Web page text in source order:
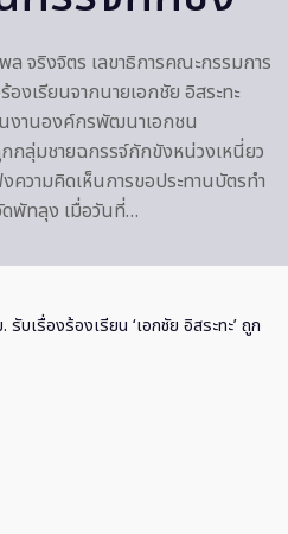
จริงจิตร เลขาธิการคณะกรรมการ
งเรียนจากนายเอกชัย อิสระทะ
นงานองค์กรพัฒนาเอกชน
ลุ่มชายฉกรรจ์กักขังหน่วงเหนี่ยว
ความคิดเห็นการขอประทานบัตรทำ
พัทลุง เมื่อวันที่…
บเรื่องร้องเรียน ‘เอกชัย อิสระทะ’ ถูก